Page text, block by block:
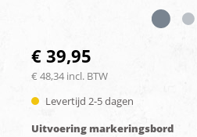
€ 39,95
€ 48,34 incl. BTW
Levertijd 2-5 dagen
Uitvoering markeringsbord